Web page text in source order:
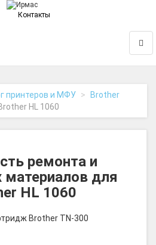
Контакты
принтеров и МФУ
Brother
HL 1060
ремонта и
материалов для
HL 1060
Brother TN-300